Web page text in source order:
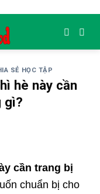
SẺ HỌC TẬP
hè này cần
gì?
cần trang bị
chuẩn bị cho